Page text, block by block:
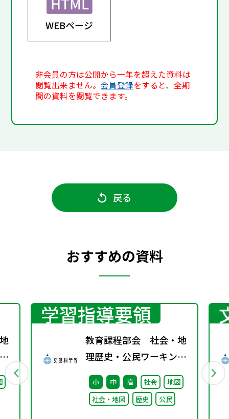
WEBページ
非会員の方は公開から一年を超えた資料は
閲覧出来ません。会員登録をすると、全期
間の資料を閲覧できます。
戻る
おすすめの資料
学習指導要領
教育課程部会 社会・地
理歴史・公民ワーキング
（第4回） 配付資料
小 中 高 社会
地図
社会・地図
歴史 公民